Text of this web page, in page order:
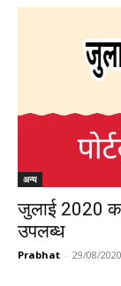
अन्य
जुलाई 2020
उपलब्‍ध
Prabhat - 29/08/2020